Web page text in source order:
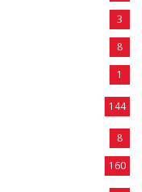
3
8
1
144
8
160